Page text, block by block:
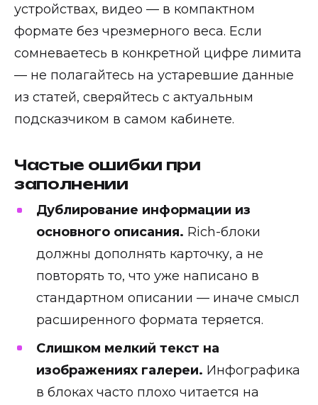
устройствах, видео — в компактном
формате без чрезмерного веса. Если
сомневаетесь в конкретной цифре лимита
— не полагайтесь на устаревшие данные
из статей, сверяйтесь с актуальным
подсказчиком в самом кабинете.
Частые ошибки при
заполнении
Дублирование информации из
основного описания. Rich-блоки
должны дополнять карточку, а не
повторять то, что уже написано в
стандартном описании — иначе смысл
расширенного формата теряется.
Слишком мелкий текст на
изображениях галереи. Инфографика
в блоках часто плохо читается на